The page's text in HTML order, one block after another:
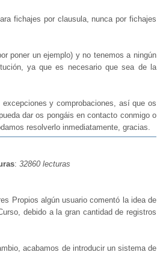
fichajes por clausula, nunca por fichajes
poner un ejemplo) y no tenemos a ningún
ya que es necesario que sea de la
y comprobaciones, así que os
dar os pongáis en contacto conmigo o
resolverlo inmediatamente, gracias.
: 32860 lecturas
Propios algún usuario comentó la idea de
debido a la gran cantidad de registros
acabamos de introducir un sistema de